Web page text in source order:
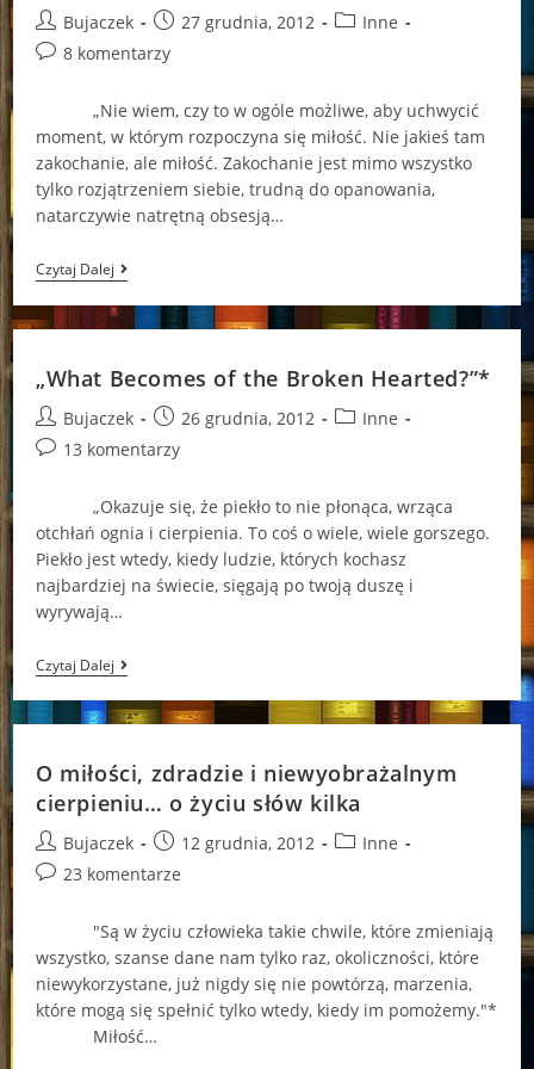
Post
author:
Bujaczek
Post
published:
27 grudnia, 2012
PostInne
Post8 komentarzy
„Nie wiem, czy to w ogóle możliwe, aby uchwycić
moment, w którym rozpoczyna się miłość. Nie jakieś tam
zakochanie, ale miłość. Zakochanie jest mimo wszystko
tylko rozjątrzeniem siebie, trudną do opanowania,
natarczywie natrętną obsesją…
Czytaj DalejŁóżko
Oczami
Wiśniewskiego
„What Becomes of the Broken Hearted?”*
Post
author:
Bujaczek
Post
published:
26 grudnia, 2012
PostInne
Post13 komentarzy
„Okazuje się, że piekło to nie płonąca, wrząca
otchłań ognia i cierpienia. To coś o wiele, wiele gorszego.
Piekło jest wtedy, kiedy ludzie, których kochasz
najbardziej na świecie, sięgają po twoją duszę i
wyrywają…
Czytaj Dalej„What
Becomes
Of
The
Hearted?”*
O miłości, zdradzie i niewyobrażalnym
cierpieniu… o życiu słów kilka
Post
author:
Bujaczek
Post
published:
12 grudnia, 2012
PostInne
Post23 komentarze
"Są w życiu człowieka takie chwile, które zmieniają
wszystko, szanse dane nam tylko raz, okoliczności, które
niewykorzystane, już nigdy się nie powtórzą, marzenia,
które mogą się spełnić tylko wtedy, kiedy im pomożemy."*
Miłość…